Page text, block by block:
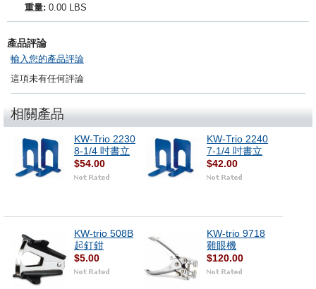
重量: 0.00 LBS
產品評論
輸入您的產品評論
這項未有任何評論
相關產品
KW-Trio 2230
8-1/4 吋書立
$54.00
KW-Trio 2240
7-1/4 吋書立
$42.00
KW-trio 508B
起釘鉗
$5.00
KW-trio 9718
雞眼機
$120.00